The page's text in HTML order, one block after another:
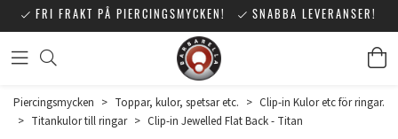
FRI FRAKT PÅ PIERCINGSMYCKEN! SNABBA LEVERANSER!
Piercingsmycken > Toppar, kulor, spetsar etc. > Clip-in Kulor etc för ringar.
> Titankulor till ringar > Clip-in Jewelled Flat Back - Titan